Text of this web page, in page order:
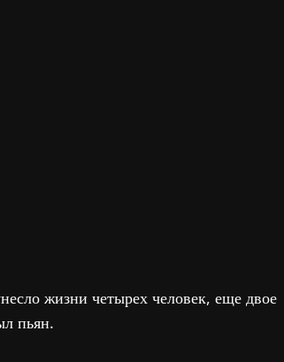
жизни четырех человек, еще двое
пьян.